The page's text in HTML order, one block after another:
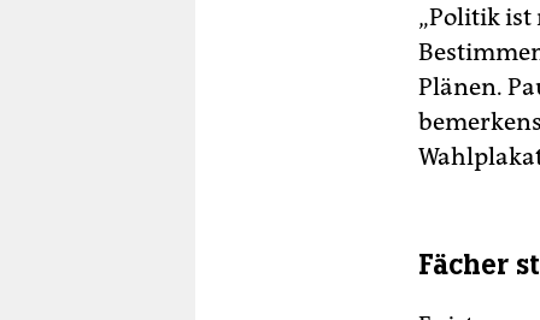
„Politik ist
Plänen.
Fächer